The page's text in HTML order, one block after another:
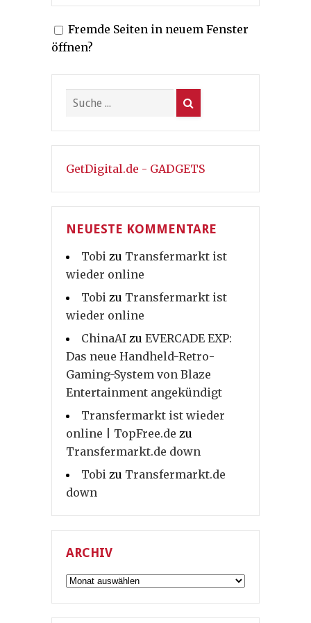
Fremde Seiten in neuem Fenster
öffnen?
GetDigital.de - GADGETS
NEUESTE KOMMENTARE
Tobi zu Transfermarkt ist
wieder online
Tobi zu Transfermarkt ist
wieder online
ChinaAI zu EVERCADE EXP:
Das neue Handheld-Retro-
Gaming-System von Blaze
Entertainment angekündigt
Transfermarkt ist wieder
online | TopFree.de zu
Transfermarkt.de down
Tobi zu Transfermarkt.de
down
ARCHIV
Archiv